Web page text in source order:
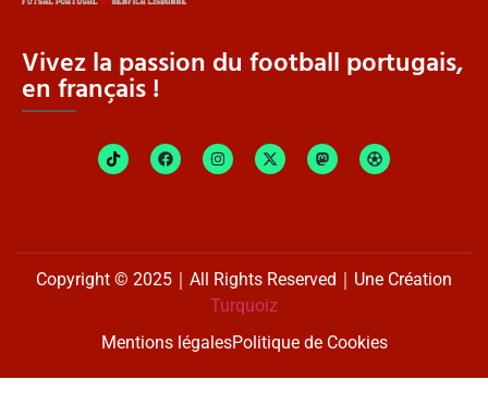
Vivez la passion du football portugais,
en français !
Copyright © 2025｜All Rights Reserved｜Une Création
Turquoiz
Mentions légalesPolitique de Cookies